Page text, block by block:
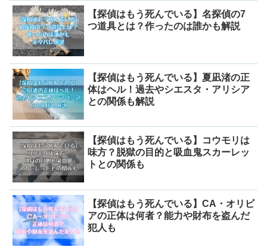
【探偵はもう死んでいる】名探偵の7
つ道具とは？作ったのは誰かも解説
【探偵はもう死んでいる】夏凪渚の正
体はヘル！過去やシエスタ・アリシア
との関係も解説
【探偵はもう死んでいる】コウモリは
味方？脱獄の目的と吸血鬼スカーレッ
トとの関係も
【探偵はもう死んでいる】CA・オリビ
アの正体は何者？能力や財布を盗んだ
犯人も